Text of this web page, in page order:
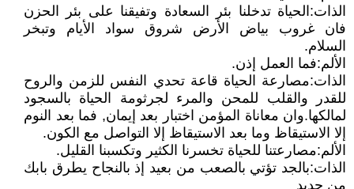
الذات:الحياة تدخلنا بئر السعادة وتفيقنا على بئر الحزن
فان غروب بياض الأرض شروق سواد الأيام وتبخر
السلام.
الألم:فما العمل إذن.
الذات:مصارعة الحياة قاعة تحدي النفس للزمن والروح
للقدر والقلب للمحن والمرء لجرثومة الحياة بالسجود
لمالكها.وان معاناة المؤمن اختبار بعد إيمان, فما بعد النوم
إلا الاستيقاظ وما بعد الاستيقاظ إلا التواصل مع الكون.
الألم:مصارعتنا للحياة تخسرنا الكثير وتكسبنا القليل.
الذات:بالجد تؤتي بالصعب من بعيد إذ بالنجاح يطرق بابك
من جديد